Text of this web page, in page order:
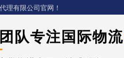
理有限公司官网！
队专注国际物流